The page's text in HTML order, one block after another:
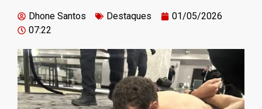
Dhone Santos Destaques
01/05/2026
07:22